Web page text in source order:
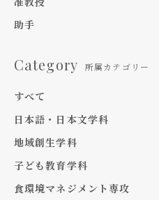
助手
Category 所属カテゴリー
すべて
日本語・日本文学科
地域創生学科
子ども教育学科
食環境マネジメント専攻